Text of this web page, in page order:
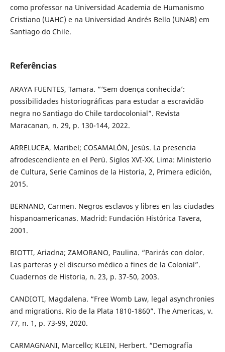
como professor na Universidad Academia de Humanismo
Cristiano (UAHC) e na Universidad Andrés Bello (UNAB) em
Santiago do Chile.
Referências
ARAYA FUENTES, Tamara. “‘Sem doença conhecida’:
possibilidades historiográficas para estudar a escravidão
negra no Santiago do Chile tardocolonial”. Revista
Maracanan, n. 29, p. 130-144, 2022.
ARRELUCEA, Maribel; COSAMALÓN, Jesús. La presencia
afrodescendiente en el Perú. Siglos XVI-XX. Lima: Ministerio
de Cultura, Serie Caminos de la Historia, 2, Primera edición,
2015.
BERNAND, Carmen. Negros esclavos y libres en las ciudades
hispanoamericanas. Madrid: Fundación Histórica Tavera,
2001.
BIOTTI, Ariadna; ZAMORANO, Paulina. “Parirás con dolor.
Las parteras y el discurso médico a fines de la Colonial”.
Cuadernos de Historia, n. 23, p. 37-50, 2003.
CANDIOTI, Magdalena. “Free Womb Law, legal asynchronies
and migrations. Rio de la Plata 1810-1860”. The Americas, v.
77, n. 1, p. 73-99, 2020.
CARMAGNANI, Marcello; KLEIN, Herbert. “Demografía